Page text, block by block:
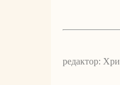
редактор: